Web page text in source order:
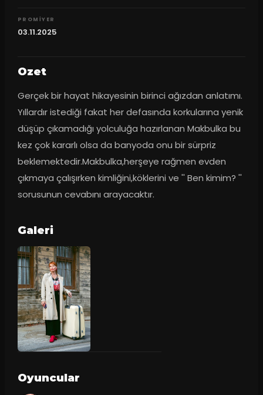
PROMIYER
03.11.2025
Ozet
Gerçek bir hayat hikayesinin birinci ağızdan anlatımı.
Yıllardır istediği fakat her defasında korkularına yenik
düşüp çıkamadığı yolculuğa hazırlanan Makbulka bu
kez çok kararlı olsa da banyoda onu bir sürpriz
beklemektedir.Makbulka,herşeye rağmen evden
çıkmaya çalışırken kimliğini,köklerini ve '' Ben kimim? ''
sorusunun cevabını arayacaktır.
Galeri
Oyuncular